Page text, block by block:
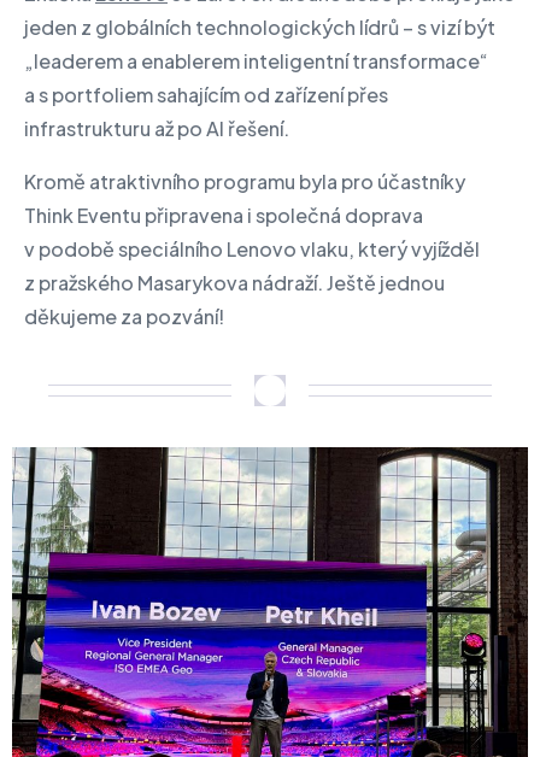
jeden z globálních technologických lídrů – s vizí být
„leaderem a enablerem inteligentní transformace“
a s portfoliem sahajícím od zařízení přes
infrastrukturu až po AI řešení.
Kromě atraktivního programu byla pro účastníky
Think Eventu připravena i společná doprava
v podobě speciálního Lenovo vlaku, který vyjížděl
z pražského Masarykova nádraží. Ještě jednou
děkujeme za pozvání!